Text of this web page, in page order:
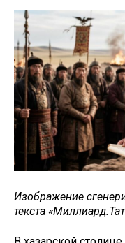
Изображение
текста